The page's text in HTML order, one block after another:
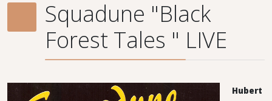
Squadune "Black
Forest Tales " LIVE
Hubert